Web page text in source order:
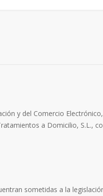
y del Comercio
a Domicilio, S.L.,
sometidas a la